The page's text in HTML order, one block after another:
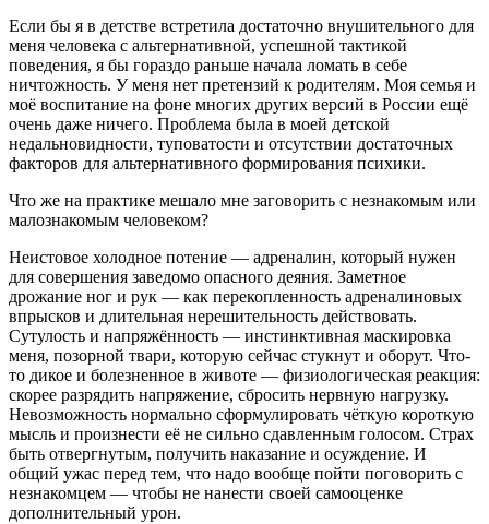
Если бы я в детстве встретила достаточно внушительного для
меня человека с альтернативной, успешной тактикой
поведения, я бы гораздо раньше начала ломать в себе
ничтожность. У меня нет претензий к родителям. Моя семья и
моё воспитание на фоне многих других версий в России ещё
очень даже ничего. Проблема была в моей детской
недальновидности, туповатости и отсутствии достаточных
факторов для альтернативного формирования психики.
Что же на практике мешало мне заговорить с незнакомым или
малознакомым человеком?
Неистовое холодное потение — адреналин, который нужен
для совершения заведомо опасного деяния. Заметное
дрожание ног и рук — как перекопленность адреналиновых
впрысков и длительная нерешительность действовать.
Сутулость и напряжённость — инстинктивная маскировка
меня, позорной твари, которую сейчас стукнут и оборут. Что-
то дикое и болезненное в животе — физиологическая реакция:
скорее разрядить напряжение, сбросить нервную нагрузку.
Невозможность нормально сформулировать чёткую короткую
мысль и произнести её не сильно сдавленным голосом. Страх
быть отвергнутым, получить наказание и осуждение. И
общий ужас перед тем, что надо вообще пойти поговорить с
незнакомцем — чтобы не нанести своей самооценке
дополнительный урон.